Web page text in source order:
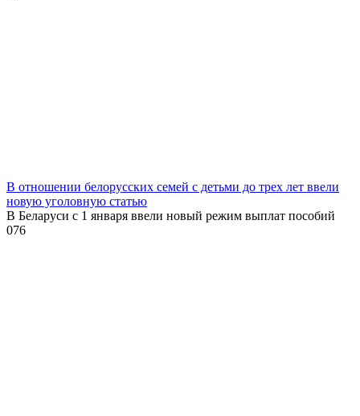
В отношении белорусских семей с детьми до трех лет ввели
новую уголовную статью
В Беларуси с 1 января ввели новый режим выплат пособий
076